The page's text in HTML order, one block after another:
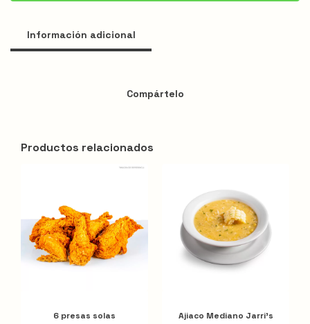
Información adicional
Compártelo
Productos relacionados
6 presas solas Ajiaco Mediano Jarri's